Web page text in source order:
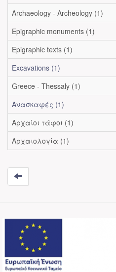
Archaeology - Archeology (1)
Epigraphic monuments (1)
Epigraphic texts (1)
Excavations (1)
Greece - Thessaly (1)
Ανασκαφές (1)
Αρχαίοι τάφοι (1)
Αρχαιολογία (1)